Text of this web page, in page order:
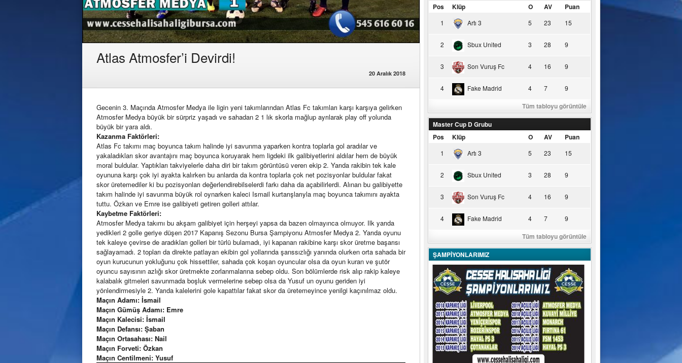
Atlas Atmosfer’i Devirdi!
20 Aralık 2018
Gecenin 3. Maçında Atmosfer Medya ile ligin yeni takımlarından Atlas Fc takımları karşı karşıya gelirken
Atmosfer Medya büyük bir sürpriz yaşadı ve sahadan 2 1 lık skorla mağlup ayrılarak play off yolunda
büyük bir yara aldı.
Kazanma Faktörleri:
Atlas Fc takımı maç boyunca takım halinde iyi savunma yaparken kontra toplarla gol aradılar ve
yakaladıkları skor avantajını maç boyunca koruyarak hem ligdeki ilk galibiyetlerini aldılar hem de büyük
moral buldular. Yaptıkları takviyelerle daha diri bir takım görüntüsü veren ekip 2. Yarıda rakibin tek kale
oyununa karşı çok iyi ayakta kalırken bu anlarda da kontra toplarla çok net pozisyonlar buldular fakat
skor üretemediler ki bu pozisyonları değerlendirebilselerdi farkı daha da açabilirlerdi. Alınan bu galibiyette
takım halinde iyi savunma büyük rol oynarken kaleci Ismail kurtarışlarıyla maç boyunca takımını ayakta
tuttu. Özkan ve Emre ise galibiyeti getiren golleri attılar.
Kaybetme Faktörleri:
Atmosfer Medya takımı bu akşam galibiyet için herşeyi yapsa da bazen olmayınca olmuyor. Ilk yarıda
yedikleri 2 golle geriye düşen 2017 Kapanış Sezonu Bursa Şampiyonu Atmosfer Medya 2. Yarıda oyunu
tek kaleye çevirse de aradıkları golleri bir türlü bulamadı, iyi kapanan rakibine karşı skor üretme başarısı
sağlayamadı. 2 topları da direkte patlayan ekibin gol yollarında şanssızlığı yanında olurken orta sahada bir
oyun kurucunun yokluğunu çok hissettiler, sahada çok koşan oyuncular olsa da oyun kuran ve şutör
oyuncu sayısının azlığı skor üretmekte zorlanmalarına sebep oldu. Son bölümlerde risk alıp rakip kaleye
kalabalık gitmeleri savunmada boşluk vermelerine sebep olsa da Yusuf un oyunu geriden iyi
yönlendirmesiyle 2. Yarıda kalelerini gole kapattılar fakat skor da üretemeyince yenilgi kaçınılmaz oldu.
Maçın Adamı: İsmail
Maçın Gümüş Adamı: Emre
Maçın Kalecisi: İsmail
Maçın Defansı: Şaban
Maçın Ortasahası: Nail
Maçın Forveti: Özkan
Maçın Centilmeni: Yusuf
Pos
Klüp O AV Puan
1 Artı 3 5 23 15
2 Sbux United 3 28 9
3 Son Vuruş Fc 4 16 9
4 Fake Madrid 4 7 9
Tüm tabloyu görüntüle
Master Cup D Grubu
Pos
Klüp O AV Puan
1 Artı 3 5 23 15
2 Sbux United 3 28 9
3 Son Vuruş Fc 4 16 9
4 Fake Madrid 4 7 9
Tüm tabloyu görüntüle
ŞAMPİYONLARIMIZ